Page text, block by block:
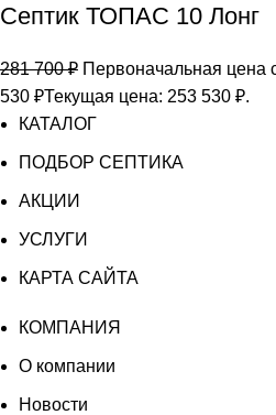
Септик ТОПАС 10 Лонг
281 700₽ Первоначальная цена
530 ₽Текущая цена: 253 530 ₽.
КАТАЛОГ
ПОДБОР СЕПТИКА
АКЦИИ
УСЛУГИ
КАРТА САЙТА
КОМПАНИЯ
О компании
Новости